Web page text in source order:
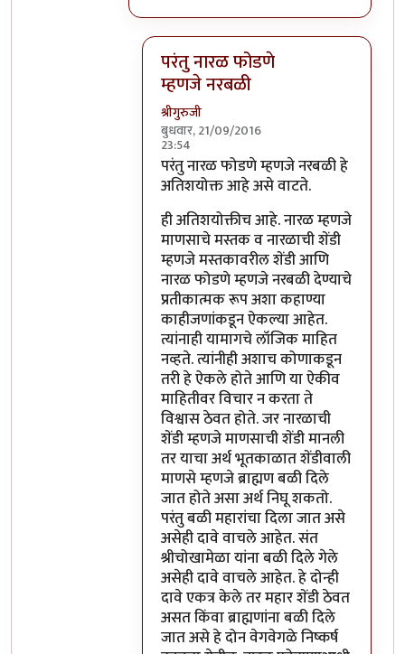
परंतु नारळ फोडणे
म्हणजे नरबळी
श्रीगुरुजी
बुधवार, 21/09/2016
23:54
In reply toमला शास्त्रार्थ वगैरे काही
परंतु नारळ फोडणे म्हणजे नरबळी हे
अतिशयोक्त आहे असे वाटते.
ही अतिशयोक्तीच आहे. नारळ म्हणजे
माणसाचे मस्तक व नारळाची शेंडी
म्हणजे मस्तकावरील शेंडी आणि
नारळ फोडणे म्हणजे नरबळी देण्याचे
प्रतीकात्मक रूप अशा कहाण्या
काहीजणांकडून ऐकल्या आहेत.
त्यांनाही यामागचे लॉजिक माहित
नव्हते. त्यांनीही अशाच कोणाकडून
तरी हे ऐकले होते आणि या ऐकीव
माहितीवर विचार न करता ते
विश्वास ठेवत होते. जर नारळाची
शेंडी म्हणजे माणसाची शेंडी मानली
तर याचा अर्थ भूतकाळात शेंडीवाली
माणसे म्हणजे ब्राह्मण बळी दिले
जात होते असा अर्थ निघू शकतो.
परंतु बळी महारांचा दिला जात असे
असेही दावे वाचले आहेत. संत
श्रीचोखामेळा यांना बळी दिले गेले
असेही दावे वाचले आहेत. हे दोन्ही
दावे एकत्र केले तर महार शेंडी ठेवत
असत किंवा ब्राह्मणांना बळी दिले
जात असे हे दोन वेगवेगळे निष्कर्ष